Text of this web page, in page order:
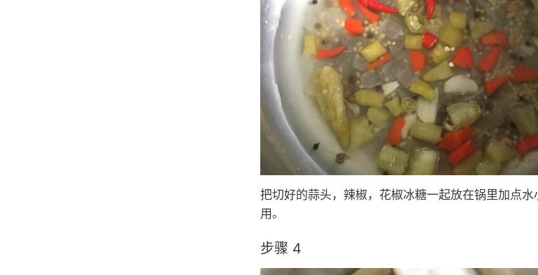
把切好的蒜头，辣椒，花椒冰糖一起放在锅里加点
用。
步骤 4